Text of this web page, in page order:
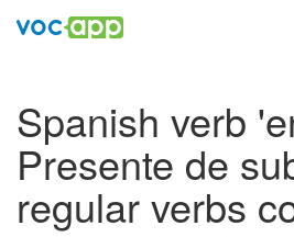
Spanish verb
Presente de
regular verbs